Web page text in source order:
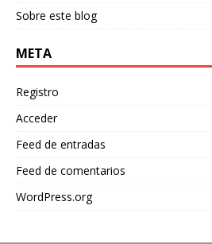
Sobre este blog
META
Registro
Acceder
Feed de entradas
Feed de comentarios
WordPress.org